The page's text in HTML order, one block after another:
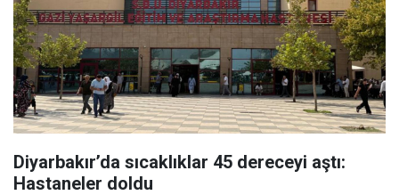
Diyarbakır’da sıcaklıklar 45 dereceyi aştı:
Hastaneler doldu